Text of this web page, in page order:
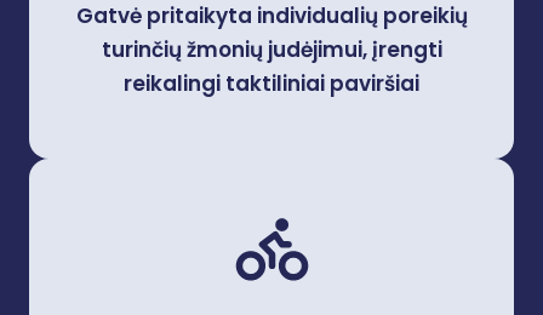
Gatvė pritaikyta individualių poreikių
turinčių žmonių judėjimui, įrengti
reikalingi taktiliniai paviršiai​